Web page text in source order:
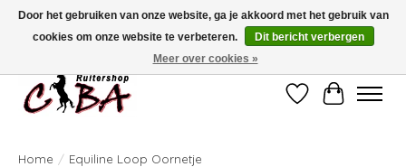
Bij vragen kan u ons contacteren op het nummer 011/60.67.34 ofciba@skynet.be
Ambachtstraat 22 A, 3530 Helchteren
Verlanglijst
Home / Equiline Loop Oornetje
Door het gebruiken van onze website, ga je akkoord met het gebruik van
cookies om onze website te verbeteren.
Dit bericht verbergen
Meer over cookies »